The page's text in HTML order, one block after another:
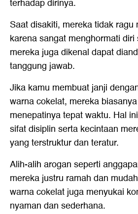
terhadap dirinya.
Saat disakiti, mereka tidak ragu
karena sangat menghormati
mereka juga dikenal dapat
tanggung jawab.
Jika kamu membuat janji
warna cokelat, mereka
menepatinya tepat waktu. Hal
sifat disiplin serta kecintaan
yang terstruktur dan teratur.
Alih-alih arogan seperti
mereka justru ramah dan
warna cokelat juga menyukai
nyaman dan sederhana.